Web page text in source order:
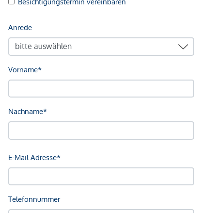
Die hofseitige Drei-Zimmer-Wohnung mit ca. 102 qm
modernes Wohnkonzept mit viel Privatsphäre. Im unteren
Geschoß befindet sich die Küche mit Zugang zum privaten
Innenhof sowie das Wohnzimmer mit Zugang zur Terrasse
Vorraum, Abstellräume sowie ein separates Gäste-WC.
Über die innenliegende Treppe gelangt man in das
Obergeschoß mit zwei geräumigen Schlafzimmern, den
zwei Badezimmern und dem separaten WC.
Die Kombination aus großzügigen Raumhöhen (3,24 m bis
Wir weisen darauf hin, dass zwischen dem Vermittler und
dem zu vermittelnden Dritten ein familiäres oder
wirtschaftliches Naheverhältnis besteht.